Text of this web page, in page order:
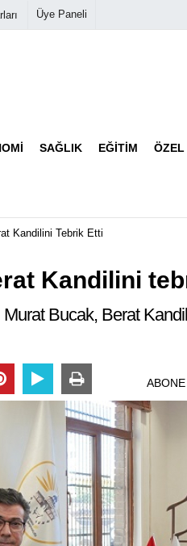
Üye Paneli
SAĞLIK EĞITIM ÖZEL
Kandilini Tebrik Etti
Kandilini
Bucak, Berat
ABONE